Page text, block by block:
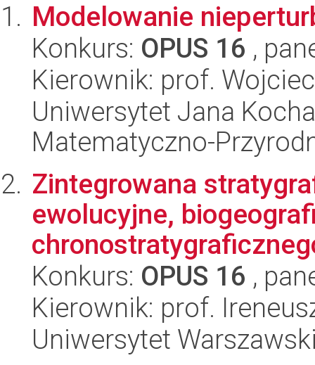
Modelowanie
Konkurs: OPUS 16 ,
Kierownik: prof.
Uniwersytet Jana
Matematyczno-
Zintegrowana
ewolucyjne,
Konkurs: OPUS 16 ,
Kierownik: prof.
Uniwersytet